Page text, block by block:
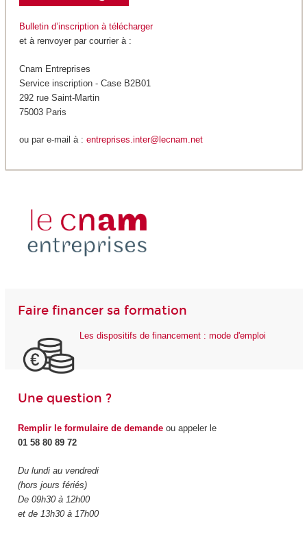
Bulletin d’inscription à télécharger
et à renvoyer par courrier à :
Cnam Entreprises
Service inscription - Case B2B01
292 rue Saint-Martin
75003 Paris
ou par e-mail à : entreprises.inter@lecnam.net
Faire financer sa formation
Les dispositifs de financement : mode d'emploi
Une question ?
Remplir le formulaire de demandeou appeler le
01 58 80 89 72
Du lundi au vendredi
(hors jours fériés)
De 09h30 à 12h00
et de 13h30 à 17h00